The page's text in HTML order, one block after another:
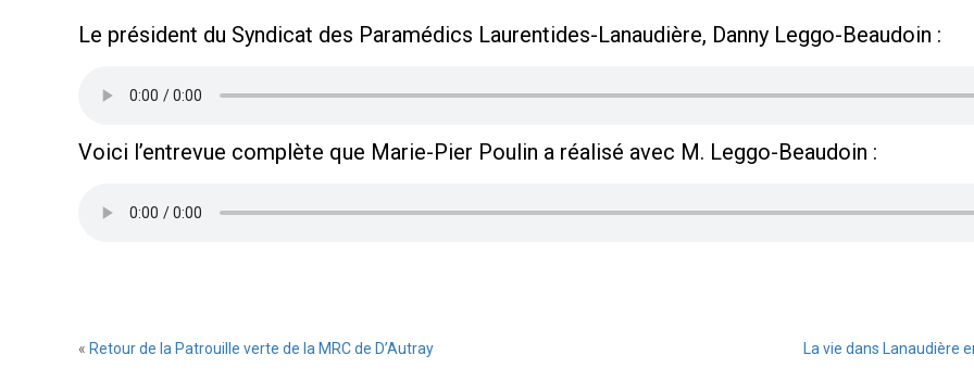
Le président du Syndicat des Paramédics Laurentides-Lanaudière, Danny Leggo-Beaudoin :
Voici l’entrevue complète que Marie-Pier Poulin a réalisé avec M. Leggo-Beaudoin :
« Retour de la Patrouille verte de la MRC de D’Autray La vie dans Lanaudière